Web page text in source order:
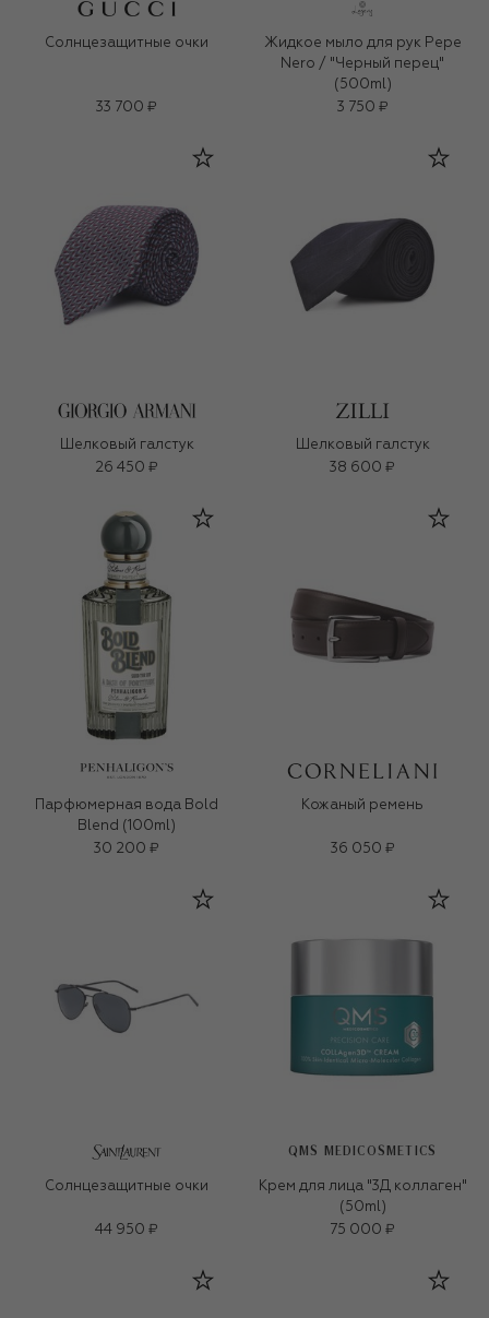
Солнцезащитные очки
33 700 ₽
Жидкое мыло для рук Pepe
Nero / "Черный перец"
(500ml)
3 750 ₽
Шелковый галстук
26 450 ₽
Шелковый галстук
38 600 ₽
Парфюмерная вода Bold
Blend (100ml)
30 200 ₽
Кожаный ремень
36 050 ₽
Солнцезащитные очки
44 950 ₽
QMS MEDICOSMETICS
Крем для лица "3Д коллаген"
(50ml)
75 000 ₽